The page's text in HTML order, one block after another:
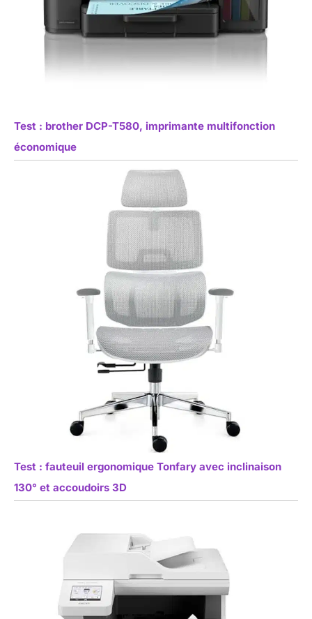
Test : brother DCP-T580, imprimante multifonction
économique
Test : fauteuil ergonomique Tonfary avec inclinaison
130° et accoudoirs 3D